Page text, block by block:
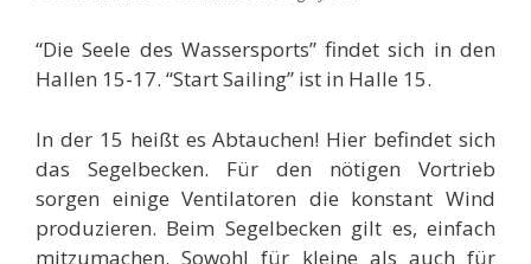
“Die Seele des Wassersports” findet sich in den
Hallen 15-17. “Start Sailing” ist in Halle 15.
In der 15 heißt es Abtauchen! Hier befindet sich
das Segelbecken. Für den nötigen Vortrieb
sorgen einige Ventilatoren die konstant Wind
produzieren. Beim Segelbecken gilt es, einfach
mitzumachen. Sowohl für kleine als auch für